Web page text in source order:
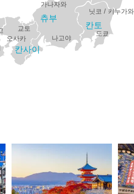
칸토
츄부
칸사이
닛코 / 키누가와
도쿄
가나자와
나고야
교토
오사카